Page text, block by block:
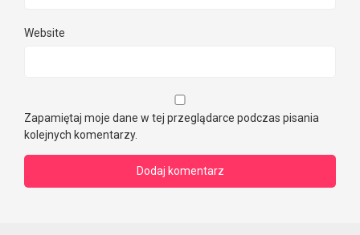
Website
Zapamiętaj moje dane w tej przeglądarce podczas pisania
kolejnych komentarzy.